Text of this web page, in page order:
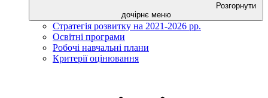
Розгорнути
дочірнє меню
Стратегія розвитку на 2021-2026 рр.
Освітні програми
Робочі навчальні плани
Критерії оцінювання